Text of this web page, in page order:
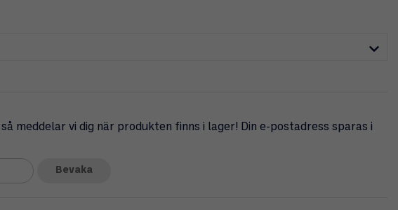
meddelar vi dig när produkten finns i lager! Din e-postadress sparas i
Bevaka